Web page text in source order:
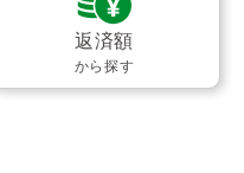
返済額
から探す